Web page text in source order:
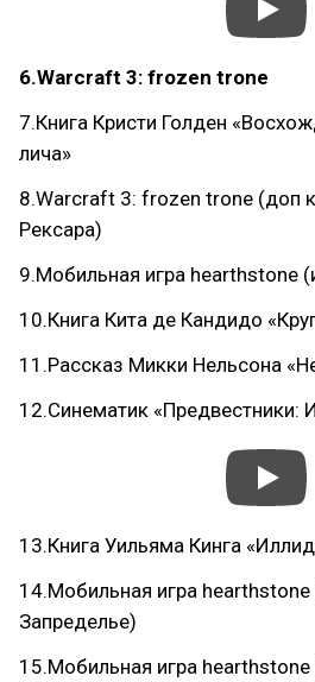
6.Warcraft 3: frozen trone
7.Книга Кристи Голден
лича»
8.Warcraft 3: frozen trone (доп
Рексара)
9.Мобильная игра hearthstone
10.Книга Кита де Кандидо
11.Рассказ Микки Нельсона
12.Синематик «Предвестники:
13.Книга Уильяма Кинга
14.Мобильная игра
Запределье)
15.Мобильная игра hearthstone